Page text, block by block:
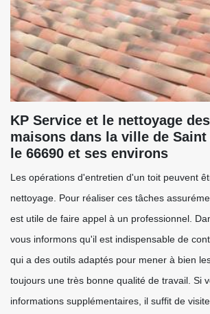
KP Service et le nettoyage
maisons dans la ville de Saint
le 66690 et ses environs
Les opérations d'entretien d'un toit peuvent
nettoyage. Pour réaliser ces tâches
est utile de faire appel à un professionnel.
vous informons qu'il est indispensable de
qui a des outils adaptés pour mener à bien
toujours une très bonne qualité de travail. Si
informations supplémentaires, il suffit de